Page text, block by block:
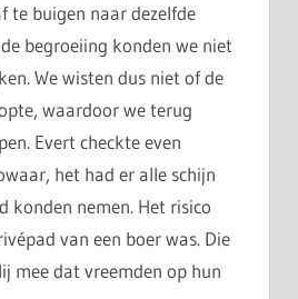
te buigen naar dezelfde
begroeiing konden we niet
We wisten dus niet of de
waardoor we terug
Evert checkte even
het had er alle schijn
konden nemen. Het risico
van een boer was. Die
mee dat vreemden op hun